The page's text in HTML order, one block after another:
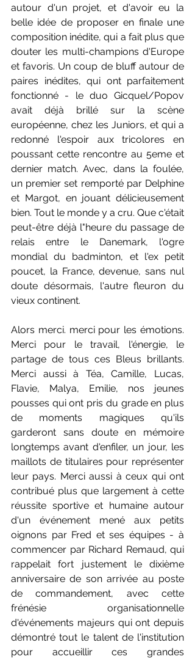
autour d'un projet, et d'avoir eu la
belle idée de proposer en finale une
composition inédite, qui a fait plus que
douter les multi-champions d'Europe
et favoris. Un coup de bluff autour de
paires inédites, qui ont parfaitement
fonctionné - le duo Gicquel/Popov
avait déjà brillé sur la scène
européenne, chez les Juniors, et qui a
redonné l'espoir aux tricolores en
poussant cette rencontre au 5eme et
dernier match. Avec, dans la foulée,
un premier set remporté par Delphine
et Margot, en jouant délicieusement
bien. Tout le monde y a cru. Que c'était
peut-être déjà l"heure du passage de
relais entre le Danemark, l'ogre
mondial du badminton, et l'ex petit
poucet, la France, devenue, sans nul
doute désormais, l'autre fleuron du
vieux continent.
Alors merci. merci pour les émotions.
Merci pour le travail, l'énergie, le
partage de tous ces Bleus brillants.
Merci aussi à Téa, Camille, Lucas,
Flavie, Malya, Emilie, nos jeunes
pousses qui ont pris du grade en plus
de moments magiques qu'ils
garderont sans doute en mémoire
longtemps avant d'enfiler, un jour, les
maillots de titulaires pour représenter
leur pays. Merci aussi à ceux qui ont
contribué plus que largement à cette
réussite sportive et humaine autour
d'un événement mené aux petits
oignons par Fred et ses équipes - à
commencer par Richard Remaud, qui
rappelait fort justement le dixième
anniversaire de son arrivée au poste
de commandement, avec cette
frénésie organisationnelle
d'événements majeurs qui ont depuis
démontré tout le talent de l'institution
pour accueillir ces grandes